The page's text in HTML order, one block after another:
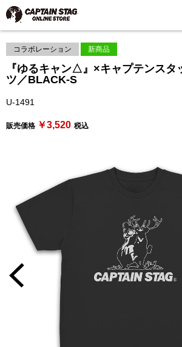
コラボレーション 新商品
『ゆるキャン△』×キャプテンスタ
ツ／BLACK-S
U-1491
販売価格 ￥3,520 税込